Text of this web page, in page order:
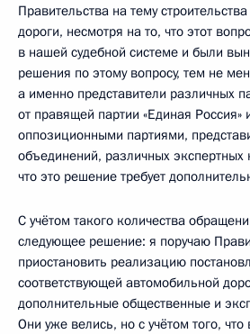
Правительства на тему
дороги, несмотря на то, что этот
в нашей судебной системе и были
решения по этому вопросу, тем не
а именно представители различных
от правящей партии «Единая Россия»
оппозиционными партиями,
объединений, различных экспертных
что это решение требует
С учётом такого количества
следующее решение: я поручаю
приостановить реализацию
соответствующей автомобильной
дополнительные общественные и
Они уже велись, но с учётом того,